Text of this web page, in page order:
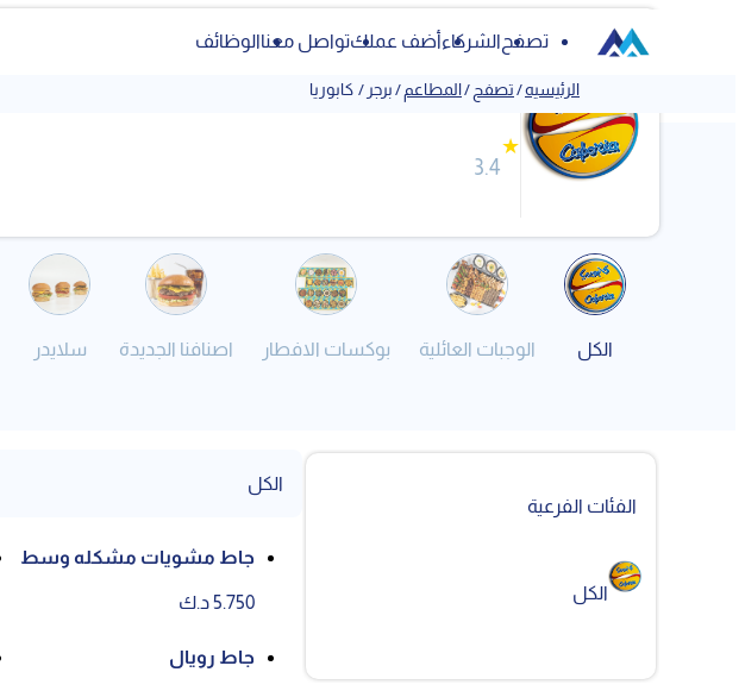
تصفح الشركاءأضف عملكتواصل معناالوظائف
الرئيسيه/تصفح /المطاعم /برجر / كابوريا كابوريا
★
3.4
الكل الوجبات العائلية بوكسات الافطار اصنافنا الجديدة سلايدر
الفئات الفرعية
الكل
الكل
جاط مشويات مشكله وسط
5.750 د.ك
جاط رويال